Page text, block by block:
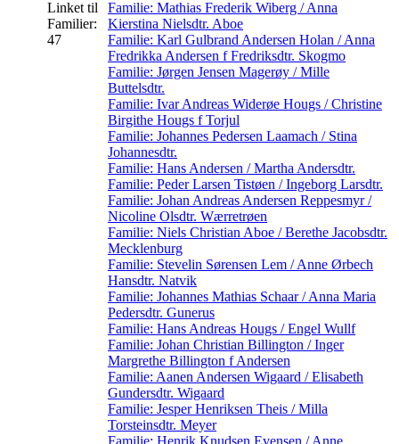
Linket til
Familier:
47
Familie: Mathias Frederik Wiberg / Anna
Kierstina Nielsdtr. Aboe
Familie: Karl Gulbrand Andersen Holan / Anna
Fredrikka Andersen f Fredriksdtr. Skogmo
Familie: Jørgen Jensen Magerøy / Mille
Buttelsdtr.
Familie: Ivar Andreas Widerøe Hougs / Christine
Birgithe Hougs f Torjul
Familie: Johannes Pedersen Laamach / Stina
Johannesdtr.
Familie: Hans Andersen / Martha Andersdtr.
Familie: Peder Larsen Tistøen / Ingeborg Larsdtr.
Familie: Johan Andreas Andersen Reppesmyr /
Nicoline Olsdtr. Wærretrøen
Familie: Niels Christian Aboe / Berethe Jacobsdtr.
Mecklenburg
Familie: Stevelin Sørensen Lem / Anne Ørbech
Hansdtr. Natvik
Familie: Johannes Mathias Schaar / Anna Maria
Pedersdtr. Gunerus
Familie: Hans Andreas Hougs / Engel Wullf
Familie: Johan Christian Billington / Inger
Margrethe Billington f Andersen
Familie: Aanen Andersen Wigaard / Elisabeth
Gundersdtr. Wigaard
Familie: Jesper Henriksen Theis / Milla
Torsteinsdtr. Meyer